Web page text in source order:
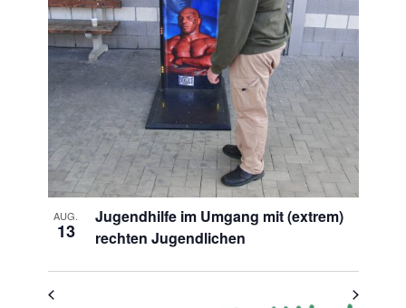
Veranstaltungen
in
Photo
View
AUG.
13
Jugendhilfe im Umgang mit (extrem)
rechten Jugendlichen